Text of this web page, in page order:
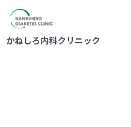
かねしろ内科クリニック